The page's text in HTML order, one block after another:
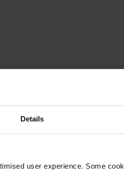
Details
user experience. Some